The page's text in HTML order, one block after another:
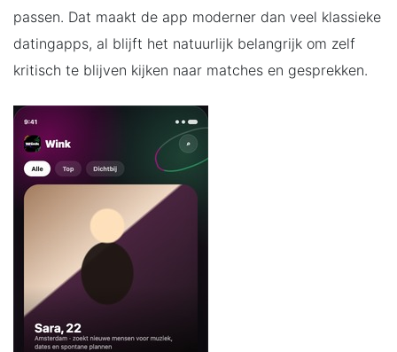
passen. Dat maakt de app moderner dan veel klassieke
datingapps, al blijft het natuurlijk belangrijk om zelf
kritisch te blijven kijken naar matches en gesprekken.